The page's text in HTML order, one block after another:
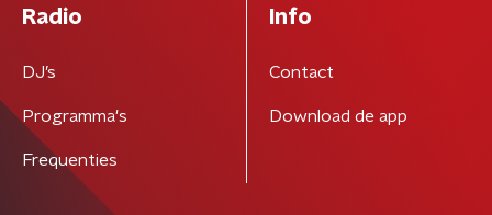
Radio
DJ’s
Programma's
Frequenties
Info
Contact
Download de app